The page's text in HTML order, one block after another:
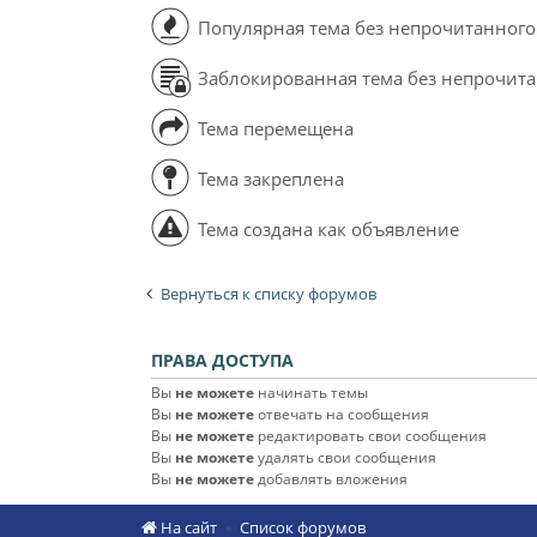
Популярная тема без непрочитанного
Заблокированная тема без
Тема перемещена
Тема закреплена
Тема создана как объявление
Вернуться к списку форумов
ПРАВА ДОСТУПА
Вы не можете начинать темы
Вы не можетеотвечать на сообщения
Вы не можете редактировать свои сообщения
Вы не можетеудалять свои сообщения
Вы не можетедобавлять вложения
На сайт Список форумов